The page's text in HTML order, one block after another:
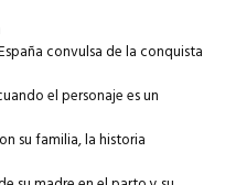
convulsa de la conquista
el personaje es un
su familia, la historia